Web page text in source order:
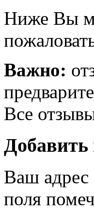
Ниже Вы
Важно:
Все
Ваш адрес
поля